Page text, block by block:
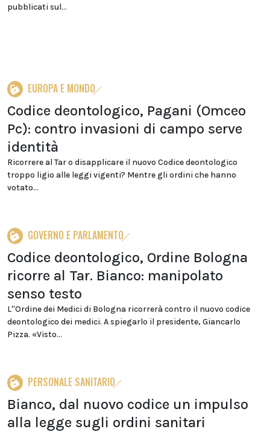
pubblicati sul...
EUROPA E MONDO
Codice deontologico, Pagani (Omceo
Pc): contro invasioni di campo serve
identità
Ricorrere al Tar o disapplicare il nuovo Codice deontologico
troppo ligio alle leggi vigenti? Mentre gli ordini che hanno
votato...
GOVERNO E PARLAMENTO
Codice deontologico, Ordine Bologna
ricorre al Tar. Bianco: manipolato
senso testo
L''Ordine dei Medici di Bologna ricorrerà contro il nuovo codice
deontologico dei medici. A spiegarlo il presidente, Giancarlo
Pizza. «Visto...
PERSONALE SANITARIO
Bianco, dal nuovo codice un impulso
alla legge sugli ordini sanitari